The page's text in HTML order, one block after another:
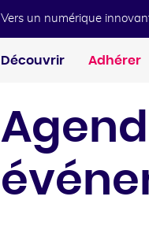
Vers un numérique
Découvrir Adhérer